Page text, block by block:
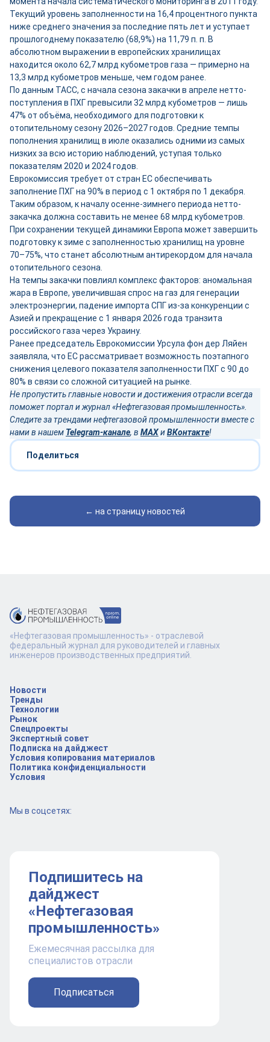
Текущий уровень заполненности на 16,4 процентного пункта
ниже среднего значения за последние пять лет и уступает
прошлогоднему показателю (68,9%) на 11,79 п. п. В
абсолютном выражении в европейских хранилищах
находится около 62,7 млрд кубометров газа — примерно на
13,3 млрд кубометров меньше, чем годом ранее.
По данным ТАСС, с начала сезона закачки в апреле нетто-
поступления в ПХГ превысили 32 млрд кубометров — лишь
47% от объёма, необходимого для подготовки к
отопительному сезону 2026–2027 годов. Средние темпы
пополнения хранилищ в июле оказались одними из самых
низких за всю историю наблюдений, уступая только
показателям 2020 и 2024 годов.
Еврокомиссия требует от стран ЕС обеспечивать
заполнение ПХГ на 90% в период с 1 октября по 1 декабря.
Таким образом, к началу осенне-зимнего периода нетто-
закачка должна составить не менее 68 млрд кубометров.
При сохранении текущей динамики Европа может завершить
подготовку к зиме с заполненностью хранилищ на уровне
70–75%, что станет абсолютным антирекордом для начала
отопительного сезона.
На темпы закачки повлиял комплекс факторов: аномальная
жара в Европе, увеличившая спрос на газ для генерации
электроэнергии, падение импорта СПГ из-за конкуренции с
Азией и прекращение с 1 января 2026 года транзита
российского газа через Украину.
Ранее председатель Еврокомиссии Урсула фон дер Ляйен
заявляла, что ЕС рассматривает возможность поэтапного
снижения целевого показателя заполненности ПХГ с 90 до
80% в связи со сложной ситуацией на рынке.
Не пропустить главные новости и достижения отрасли всегда
поможет портал и журнал «Нефтегазовая промышленность».
Следите за трендами нефтегазовой промышленности вместе с
нами в нашем Telegram-канале, в MAXиВКонтакте!
Поделиться
← на страницу новостей
Новости
Тренды
Технологии
Рынок
Спецпроекты
Экспертный совет
Подписка на дайджест
Условия копирования материалов
Политика конфиденциальности
Условия
Мы в соцсетях:
Подпишитесь на
дайджест
«Нефтегазовая
промышленность»
Ежемесячная рассылка для
специалистов отрасли
Подписаться
«Нефтегазовая промышленность» - отраслевой
федеральный журнал для руководителей и главных
инженеров производственных предприятий.